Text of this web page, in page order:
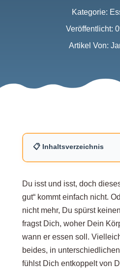
Kategorie:
Veröffentlicht:
Artikel Von:
📋 Inhaltsverzeichnis
Was Sättigung im Körper
Hypothalamus, Ghrelin
Steuerung
Wie beeinflusst die
Du isst und isst, doch
gut“ kommt einfach nicht.
nicht mehr, Du spürst
fragst Dich, woher Dein
wann er essen soll.
beides, in
fühlst Dich entkoppelt von